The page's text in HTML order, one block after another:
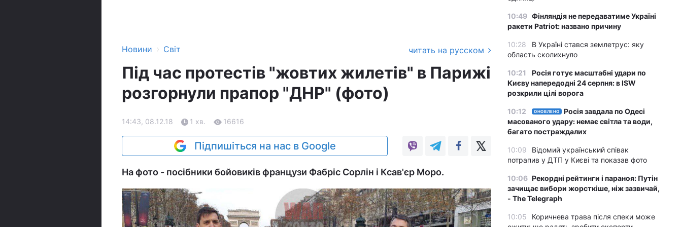
Новини › Світ читать на русском
Під час протестів "жовтих жилетів" в Парижі
розгорнули прапор "ДНР" (фото)
14:43, 08.12.18 1 хв. 16616
Підпишіться на нас в Google
На фото - посібники бойовиків французи Фабріс Сорлін і Ксав'єр Моро.
10:49 Фінляндія не передаватиме Україні
ракети Patriot: названо причину
10:28
В Україні стався землетрус: яку
область сколихнуло
10:21
Росія готує масштабні удари по
Києву напередодні 24 серпня: в ISW
розкрили цілі ворога
10:12 ОНОВЛЕНО
Росія завдала по Одесі
масованого удару: немає світла та води,
багато постраждалих
10:09
Відомий український співак
потрапив у ДТП у Києві та показав фото
10:06 Рекордні рейтинги і параноя: Путін
зачищає вибори жорсткіше, ніж зазвичай,
- The Telegraph
10:05
Коричнева трава після спеки може